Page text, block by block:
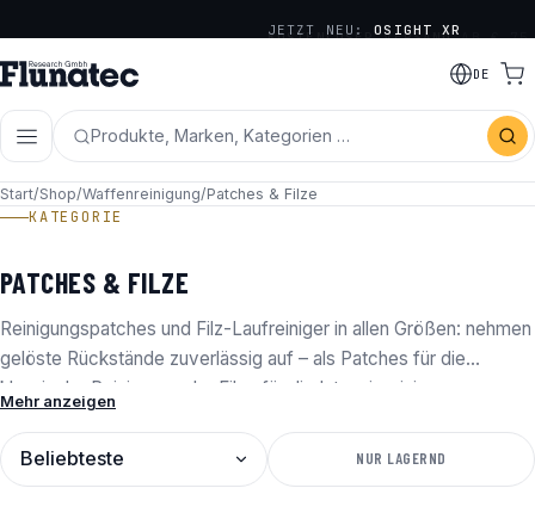
KOSTENLOSER VERSANDAB € 75
JETZT NEU:OSIGHT XR
DE
Produkte, Marken, Kategorien …
Start/Shop/Waffenreinigung/Patches & Filze
KATEGORIE
PATCHES & FILZE
Reinigungspatches und Filz-Laufreiniger in allen Größen: nehmen
gelöste Rückstände zuverlässig auf – als Patches für die
klassische Reinigung oder Filze für die Intensivreinigung.
Mehr anzeigen
SORTIERUNG NUR LAGERND